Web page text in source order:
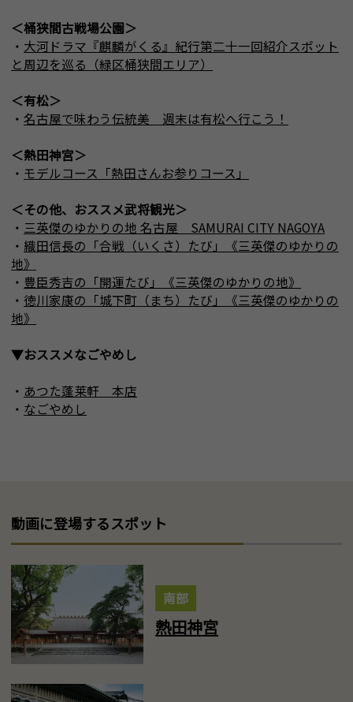
＜桶狭間古戦場公園＞
・ 大河ドラマ『麒麟がくる』紀行第二十一回紹介スポット
と周辺を巡る（緑区桶狭間エリア）
＜有松＞
・ 名古屋で味わう伝統美 週末は有松へ行こう！
＜熱田神宮＞
・ モデルコース「熱田さんお参りコース」
＜その他、おススメ武将観光＞
・ 三英傑のゆかりの地 名古屋 SAMURAI CITY NAGOYA
・ 織田信長の「合戦（いくさ）たび」《三英傑のゆかりの
地》
・ 豊臣秀吉の「開運たび」《三英傑のゆかりの地》
・ 徳川家康の「城下町（まち）たび」《三英傑のゆかりの
地》
▼おススメなごやめし
・ あつた蓬莱軒 本店
・ なごやめし
動画に登場するスポット
南部
熱田神宮